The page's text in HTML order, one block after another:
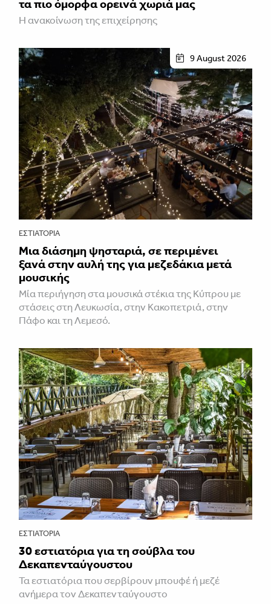
τα πιο όμορφα ορεινά χωριά μας
Η ανακοίνωση της επιχείρησης
9 August 2026
ΕΣΤΙΑΤΌΡΙΑ
Μια διάσημη ψησταριά, σε περιμένει
ξανά στην αυλή της για μεζεδάκια μετά
μουσικής
Μία περιήγηση στα μουσικά στέκια της Κύπρου με
στάσεις στη Λευκωσία, στην Κακοπετριά, στην
Πάφο και τη Λεμεσό.
ΕΣΤΙΑΤΌΡΙΑ
30 εστιατόρια για τη σούβλα του
Δεκαπενταύγουστου
Τα εστιατόρια που σερβίρουν μπουφέ ή μεζέ
ανήμερα τον Δεκαπενταύγουστο